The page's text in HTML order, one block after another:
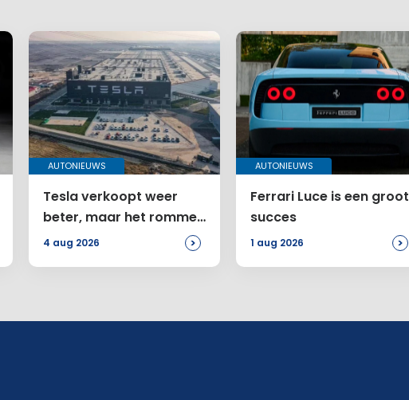
AUTONIEUWS
Tesla verkoopt weer
beter, maar het rommelt
bij de Amerikanen
4 aug 2026 >
AUTONIEUWS
Ferrari Luce is een groot
succes
1 aug 2026 >